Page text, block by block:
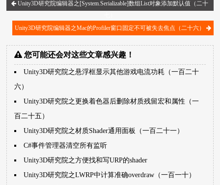
Unity3D研究院编辑器之[System.Serializable]数组List对象添加默认值（二十
Unity3D研究院编辑器之Mac的Profiler窗口固定不可被失去焦点（二十六）
您可能还会对这些文章感兴趣！
Unity3D研究院之悬浮框显示其他游戏电流功耗（一百二十
六）
Unity3D研究院之更换着色器后删除材质残留宏和属性（一
百二十五）
Unity3D研究院之材质Shader通用面板（一百二十一）
C#事件管理器清空所有监听
Unity3D研究院之方便找和写URP的shader
Unity3D研究院之LWRP中计算准确overdraw（一百一十）